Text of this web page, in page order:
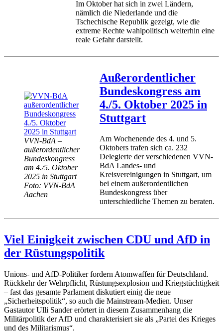
Im Oktober hat sich in zwei Ländern,
nämlich die Niederlande und die
Tschechische Republik gezeigt, wie die
extreme Rechte wahlpolitisch weiterhin eine
reale Gefahr darstellt.
VVN-BdA –
außerordentlicher
Bundeskongress
am 4./5. Oktober
2025 in Stuttgart
Foto: VVN-BdA
Aachen
Außerordentlicher
Bundeskongress am
4./5. Oktober 2025 in
Stuttgart
Am Wochenende des 4. und 5.
Oktobers trafen sich ca. 232
Delegierte der verschiedenen VVN-
BdA Landes- und
Kreisvereinigungen in Stuttgart, um
bei einem außerordentlichen
Bundeskongress über
unterschiedliche Themen zu beraten.
Viel Einigkeit zwischen CDU und AfD in
der Rüstungspolitik
Unions- und AfD-Politiker fordern Atomwaffen für Deutschland.
Rückkehr der Wehrpflicht, Rüstungsexplosion und Kriegstüchtigkeit
– fast das gesamte Parlament diskutiert einig die neue
„Sicherheitspolitik“, so auch die Mainstream-Medien. Unser
Gastautor Ulli Sander erörtert in diesem Zusammenhang die
Militärpolitik der AfD und charakterisiert sie als „Partei des Krieges
und des Militarismus“.